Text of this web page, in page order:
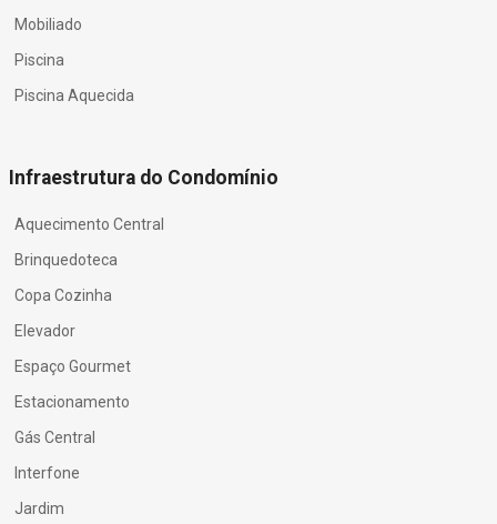
Mobiliado
Piscina
Piscina Aquecida
Infraestrutura do Condomínio
Aquecimento Central
Brinquedoteca
Copa Cozinha
Elevador
Espaço Gourmet
Estacionamento
Gás Central
Interfone
Jardim